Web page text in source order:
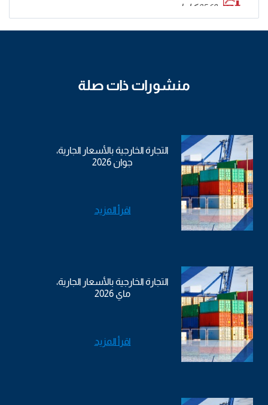
35.68 كيلوبايت
منشورات ذات صلة
التجارة الخارجية بالأسعار الجارية،
جوان 2026
اقرأ المزيد
التجارة الخارجية بالأسعار الجارية،
ماي 2026
اقرأ المزيد